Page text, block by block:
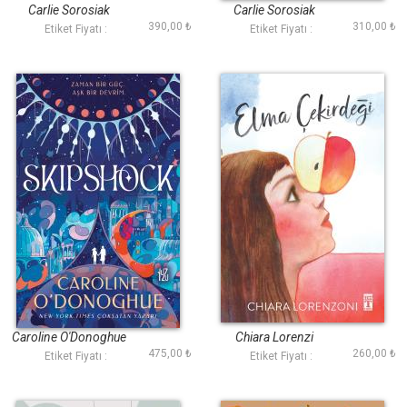
Carlie Sorosiak
Etiket Fiyatı : 390,00 ₺
Carlie Sorosiak
Etiket Fiyatı : 310,00 ₺
Skipshock
Caroline O'Donoghue
Etiket Fiyatı : 475,00 ₺
Elma Çekirdeği
Chiara Lorenzi
Etiket Fiyatı : 260,00 ₺